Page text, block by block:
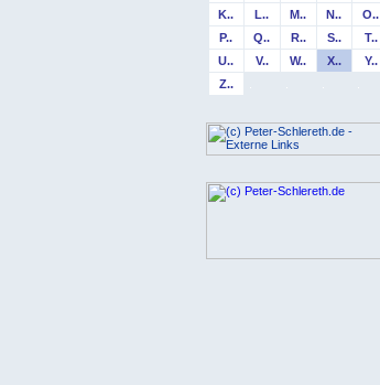
K..
L.. M.. N..
O..
P..
Q.. R.. S..
T..
U..
V.. W.. X..
Y..
Z..